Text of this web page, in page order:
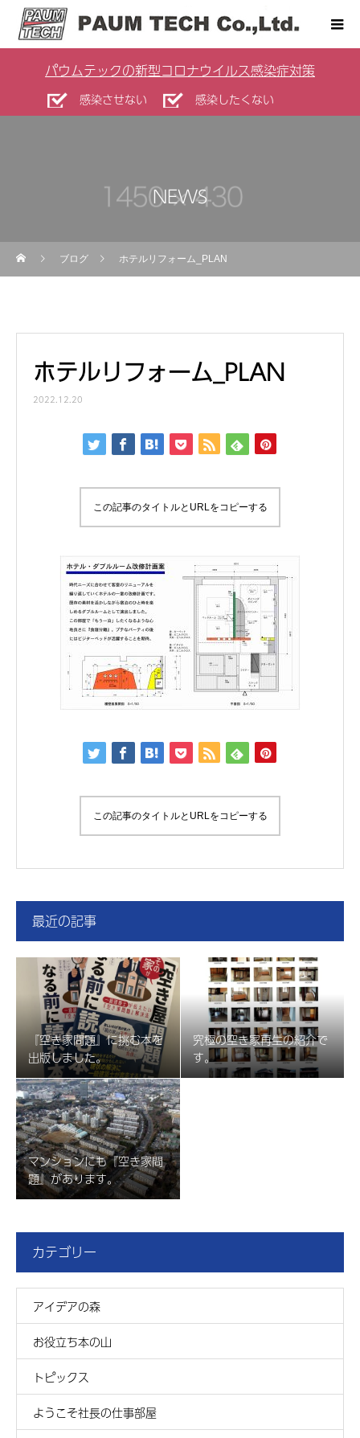
パウムテックの新型コロナウイルス感染症対策
感染させない 感染したくない
NEWS
ブログ ホテルリフォーム_PLAN
ホテルリフォーム_PLAN
2022.12.20
この記事のタイトルとURLをコピーする
この記事のタイトルとURLをコピーする
最近の記事
『空き家問題』に挑む本を
出版しました。
究極の空き家再生の紹介で
す。
マンションにも『空き家問
題』があります。
カテゴリー
アイデアの森
お役立ち本の山
トピックス
ようこそ社長の仕事部屋